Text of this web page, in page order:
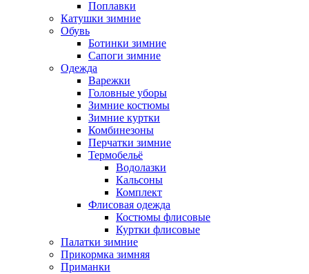
Поплавки
Катушки зимние
Обувь
Ботинки зимние
Сапоги зимние
Одежда
Варежки
Головные уборы
Зимние костюмы
Зимние куртки
Комбинезоны
Перчатки зимние
Термобельё
Водолазки
Кальсоны
Комплект
Флисовая одежда
Костюмы флисовые
Куртки флисовые
Палатки зимние
Прикормка зимняя
Приманки